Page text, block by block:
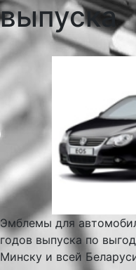
выпуска
Эмблемы для
годов выпуска по
Минску и всей